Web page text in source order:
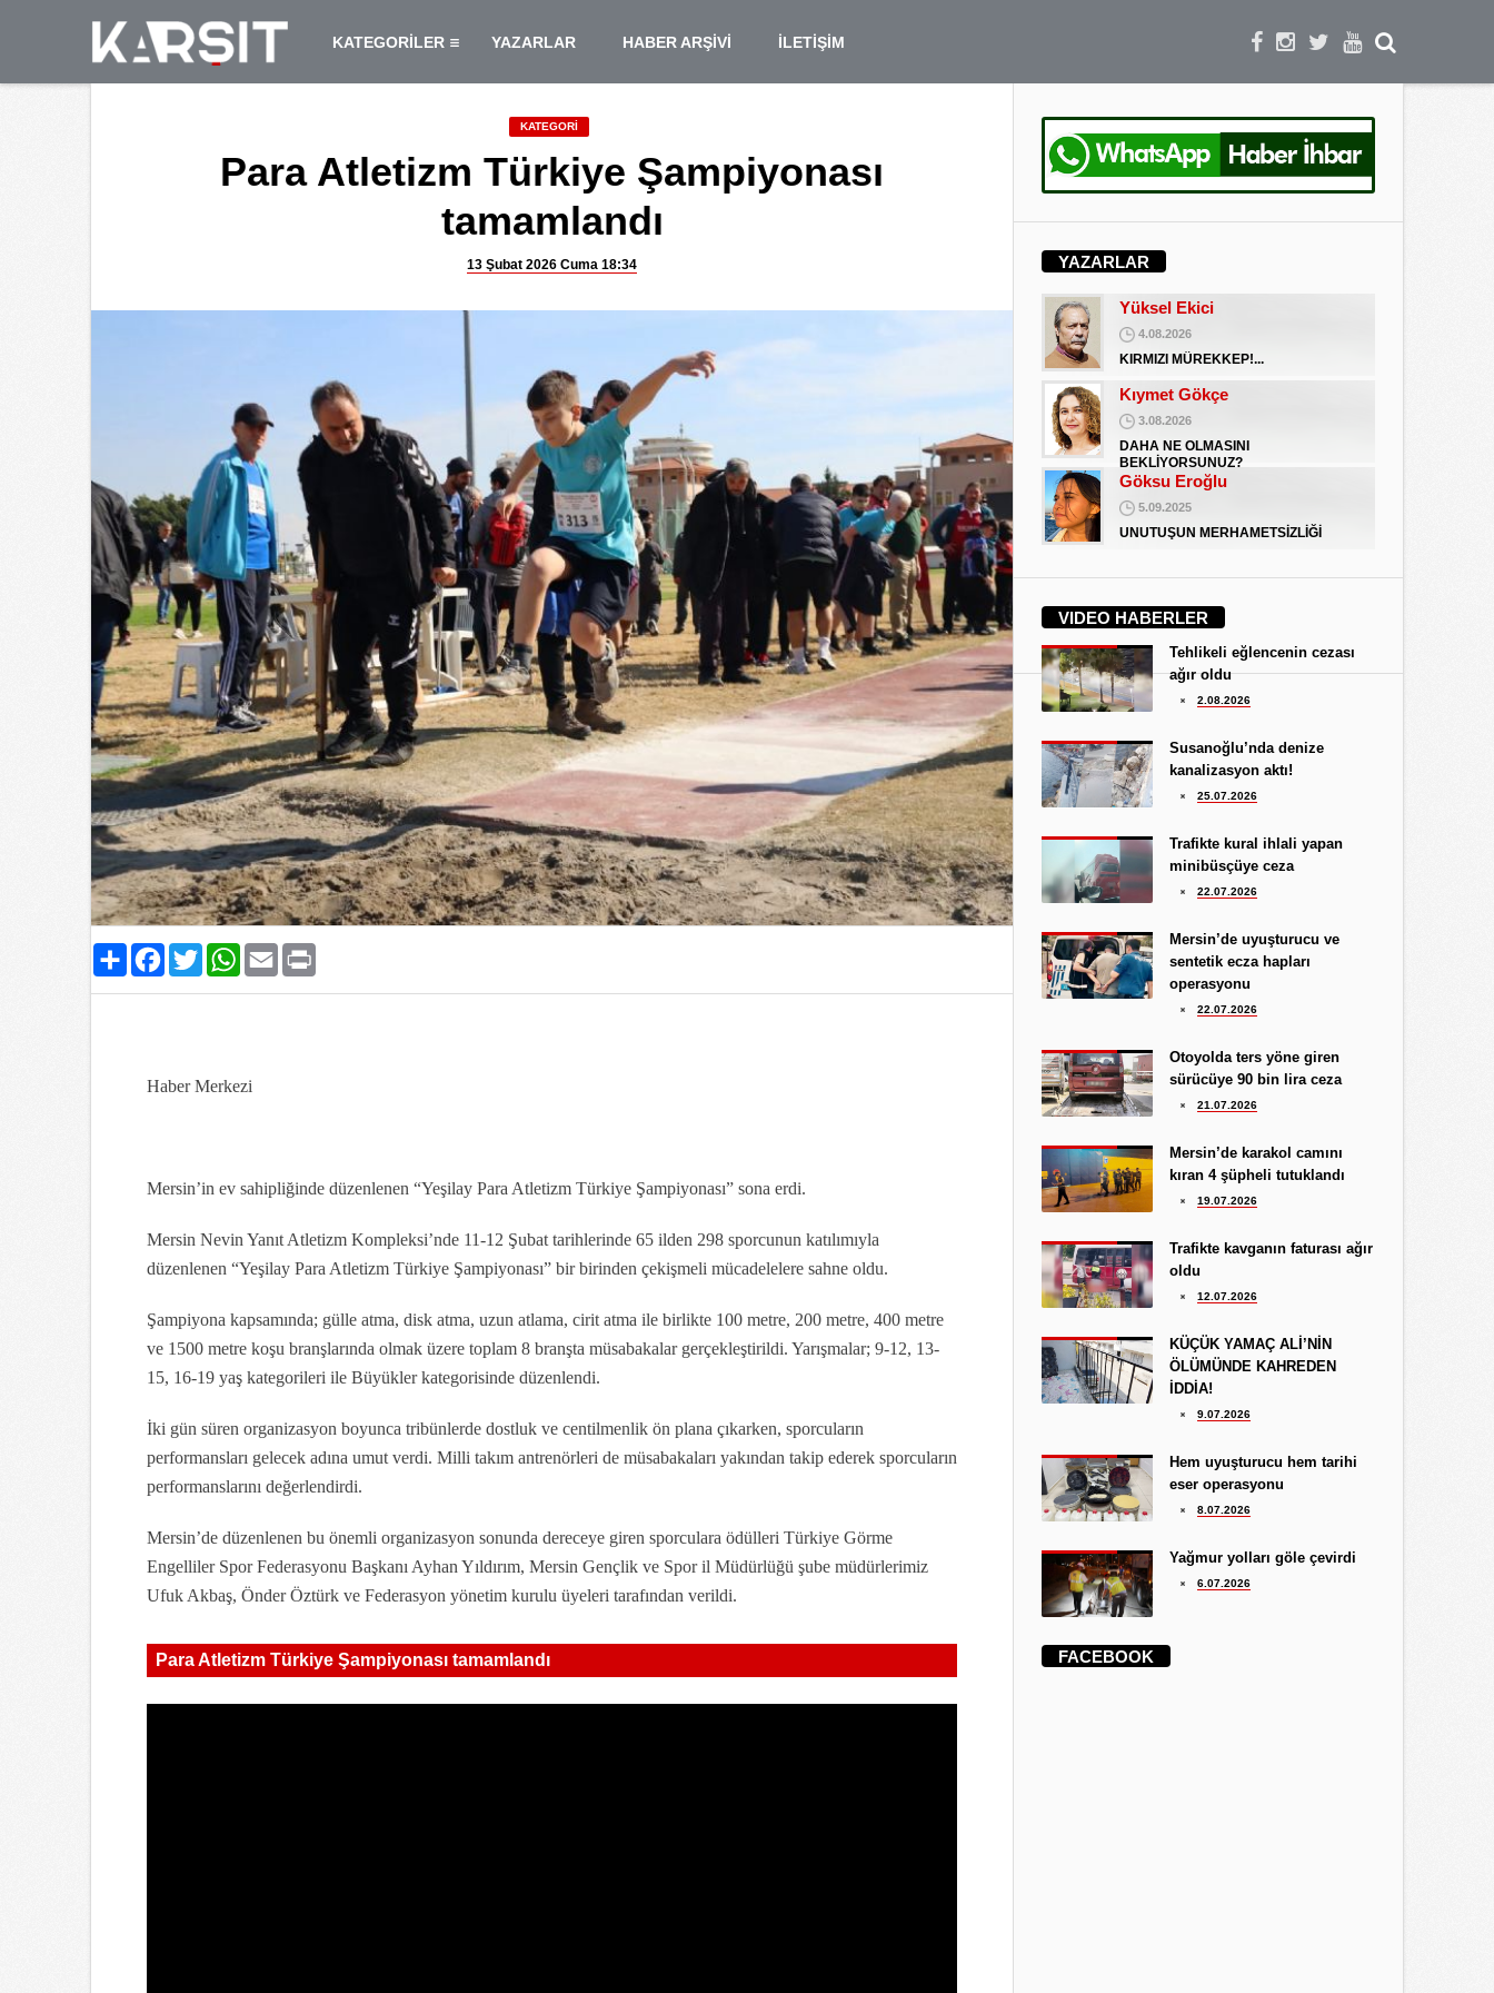
KATEGORİLER YAZARLAR HABER ARŞİVİ İLETİŞİM
KATEGORİ
Para Atletizm Türkiye Şampiyonası
tamamlandı
13 Şubat 2026 Cuma 18:34
PaylaşFacebook
TwitterWhatsApp
Email
Haber Merkezi
Mersin’in ev sahipliğinde düzenlenen “Yeşilay Para Atletizm Türkiye Şampiyonası” sona erdi.
Mersin Nevin Yanıt Atletizm Kompleksi’nde 11-12 Şubat tarihlerinde 65 ilden 298 sporcunun katılımıyla
düzenlenen “Yeşilay Para Atletizm Türkiye Şampiyonası” bir birinden çekişmeli mücadelelere sahne oldu.
Şampiyona kapsamında; gülle atma, disk atma, uzun atlama, cirit atma ile birlikte 100 metre, 200 metre, 400 metre
ve 1500 metre koşu branşlarında olmak üzere toplam 8 branşta müsabakalar gerçekleştirildi. Yarışmalar; 9-12, 13-
15, 16-19 yaş kategorileri ile Büyükler kategorisinde düzenlendi.
İki gün süren organizasyon boyunca tribünlerde dostluk ve centilmenlik ön plana çıkarken, sporcuların
performansları gelecek adına umut verdi. Milli takım antrenörleri de müsabakaları yakından takip ederek sporcuların
performanslarını değerlendirdi.
Mersin’de düzenlenen bu önemli organizasyon sonunda dereceye giren sporculara ödülleri Türkiye Görme
Engelliler Spor Federasyonu Başkanı Ayhan Yıldırım, Mersin Gençlik ve Spor il Müdürlüğü şube müdürlerimiz
Ufuk Akbaş, Önder Öztürk ve Federasyon yönetim kurulu üyeleri tarafından verildi.
Para Atletizm Türkiye Şampiyonası tamamlandı
YAZARLAR
Hediye Eroğlu
3.08.2026
Koray Ünlü
BATSIN BU DÜNYA
Yüksel Ekici
4.08.2026
KIRMIZI MÜREKKEP!...
Kıymet Gökçe
3.08.2026
DAHA NE OLMASINI
BEKLİYORSUNUZ?
Göksu Eroğlu
5.09.2025
UNUTUŞUN MERHAMETSİZLİĞİ
İŞGALCİ GÖRÜNÜMLÜ HALK!
Koray Ünlü
10.09.2024
BATSIN BU DÜNYA
Yüksel Ekici
4.08.2026
KIRMIZI MÜREKKEP!...
3.08.2026
DAHA NE OLMASINI
BEKLİYORSUNUZ?
5.09.2025
UNUTUŞUN MERHAMETSİZLİĞİ
Hediye Eroğlu
İŞGALCİ GÖRÜNÜMLÜ HALK!
Koray Ünlü
10.09.2024
VIDEO HABERLER
Tehlikeli eğlencenin cezası
ağır oldu
2.08.2026
Susanoğlu’nda denize
kanalizasyon aktı!
25.07.2026
Trafikte kural ihlali yapan
minibüsçüye ceza
22.07.2026
Mersin’de uyuşturucu ve
sentetik ecza hapları
operasyonu
22.07.2026
Otoyolda ters yöne giren
sürücüye 90 bin lira ceza
21.07.2026
Mersin’de karakol camını
kıran 4 şüpheli tutuklandı
19.07.2026
Trafikte kavganın faturası ağır
oldu
12.07.2026
KÜÇÜK YAMAÇ ALİ’NİN
ÖLÜMÜNDE KAHREDEN
İDDİA!
9.07.2026
Hem uyuşturucu hem tarihi
eser operasyonu
8.07.2026
Yağmur yolları göle çevirdi
6.07.2026
FACEBOOK